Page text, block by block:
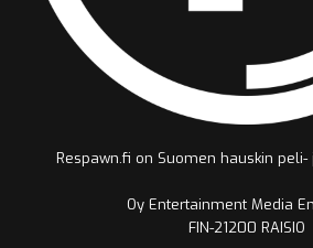
Respawn.fi on Suomen hauskin
Oy Entertainment Media
FIN-21200 RAISIO